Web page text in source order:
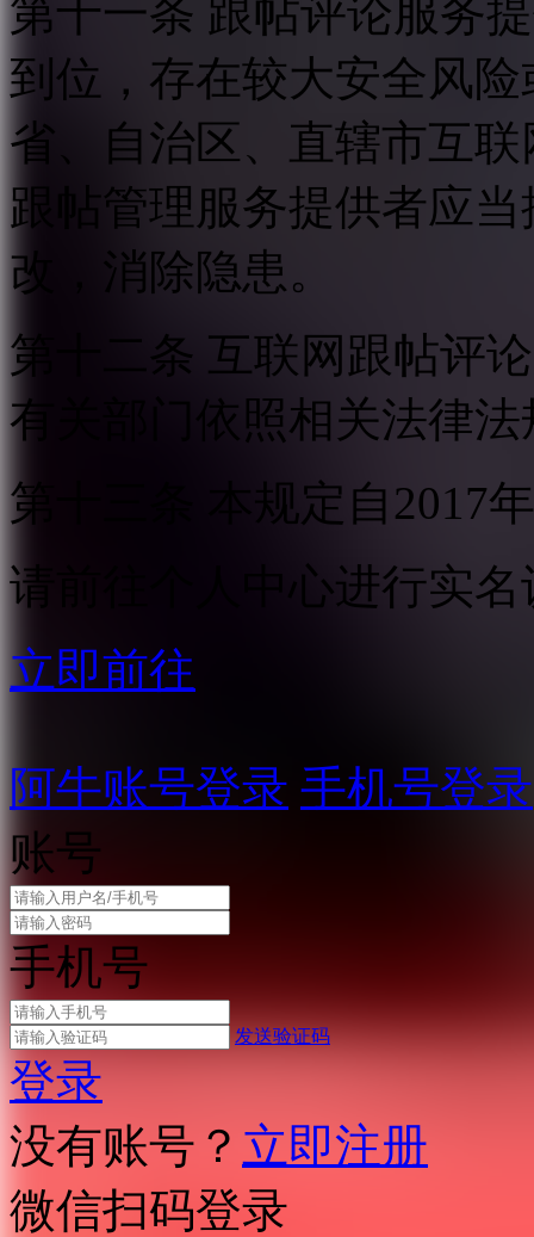
第十一条 跟帖评论服务
到位，存在较大安全风
省、自治区、直辖市互
跟帖管理服务提供者应
改，消除隐患。
第十二条 互联网跟帖评
有关部门依照相关法律
第十三条 本规定自2017
请前往个人中心进行实名
立即前往
阿牛账号登录 手机号登录
账号
手机号
发送验证码
登录
没有账号？ 立即注册
微信扫码登录